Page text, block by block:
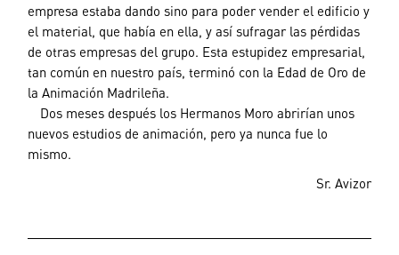
empresa estaba dando sino para poder vender el edificio y
el material, que había en ella, y así sufragar las pérdidas
de otras empresas del grupo. Esta estupidez empresarial,
tan común en nuestro país, terminó con la Edad de Oro de
la Animación Madrileña.
Dos meses después los Hermanos Moro abrirían unos
nuevos estudios de animación, pero ya nunca fue lo
mismo.
Sr. Avizor